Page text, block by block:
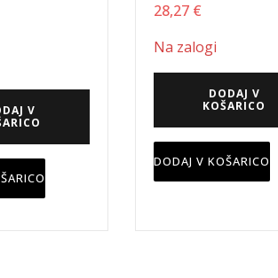
€.
V
28,27 €
Na zalogi
DODAJ V
KOŠARICO
DODAJ V KOŠARICO